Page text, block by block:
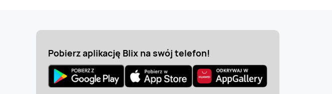
Pobierz aplikację Blix na swój telefon!